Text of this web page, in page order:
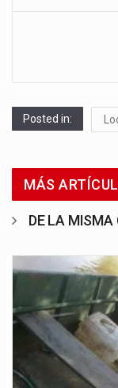
Posted in:
MÁS
DE LA MISMA